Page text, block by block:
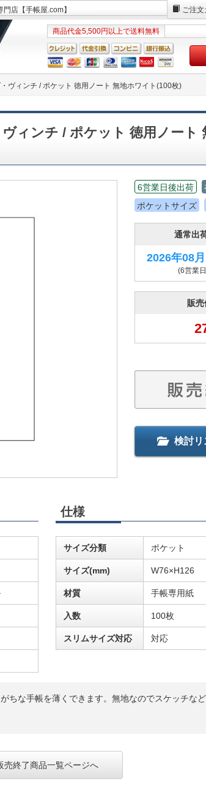
店【手帳屋.com】 ご注文
商品代金5,500円以上で送料無料
ヴィンチ / ポケット 徳用ノート 無地ホワイト(100枚)
ィンチ / ポケット 徳用ノート
6営業日後出荷
ポケットサイズ
通常出
2026年08
(6営業
販
検討リ
仕様
サイズ分類 ポケット
サイズ(mm) W76×H126
材質 手帳専用紙
入数 100枚
スリムサイズ対応 対応
ちな手帳を薄くできます。無地なのでスケッチな
売終了商品一覧ページへ